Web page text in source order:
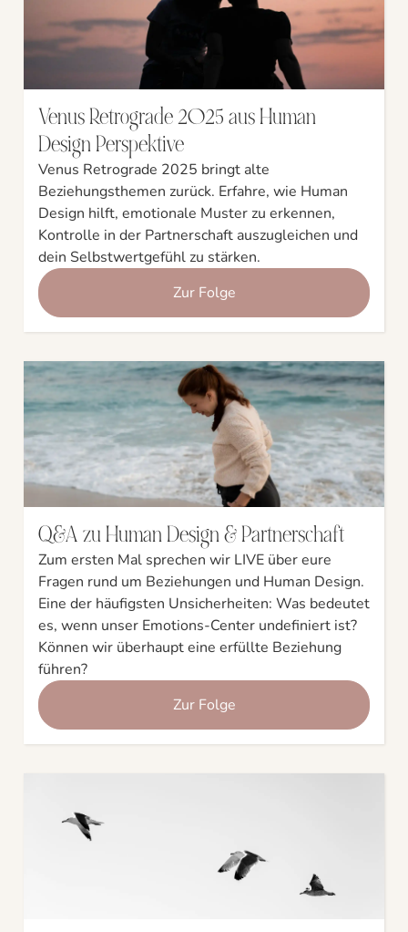
Venus Retrograde 2025 aus Human
Design Perspektive
Venus Retrograde 2025 bringt alte
Beziehungsthemen zurück. Erfahre, wie Human
Design hilft, emotionale Muster zu erkennen,
Kontrolle in der Partnerschaft auszugleichen und
dein Selbstwertgefühl zu stärken.
Zur Folge
Q&A zu Human Design & Partnerschaft
Zum ersten Mal sprechen wir LIVE über eure
Fragen rund um Beziehungen und Human Design.
Eine der häufigsten Unsicherheiten: Was bedeutet
es, wenn unser Emotions-Center undefiniert ist?
Können wir überhaupt eine erfüllte Beziehung
führen?
Zur Folge